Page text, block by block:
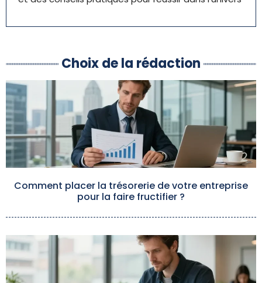
Choix de la rédaction
Comment placer la trésorerie de votre entreprise
pour la faire fructifier ?